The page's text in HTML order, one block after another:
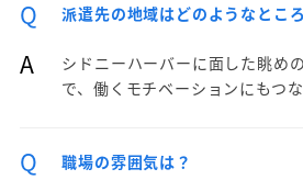
Q 派遣先の地域はどのようなとこ
A
シドニーハーバーに面した眺め
で、働くモチベーションにもつな
Q 職場の雰囲気は？